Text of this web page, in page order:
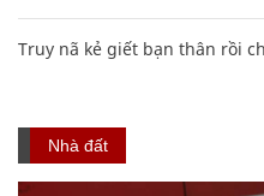
Truy nã kẻ giết bạn thân rồi
Nhà đất